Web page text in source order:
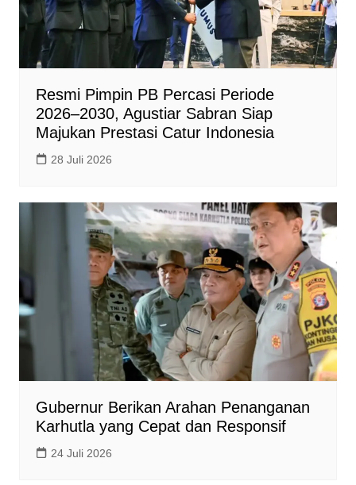
Resmi Pimpin PB Percasi Periode
2026–2030, Agustiar Sabran Siap
Majukan Prestasi Catur Indonesia
28 Juli 2026
Gubernur Berikan Arahan Penanganan
Karhutla yang Cepat dan Responsif
24 Juli 2026